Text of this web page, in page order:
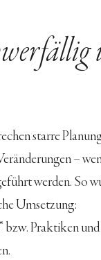
starre
–
werden. So
Umsetzung:
bzw. Praktiken und